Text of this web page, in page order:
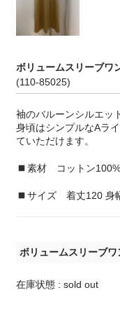
ボリュームスリーブワ
(110-85025)
袖のバルーンシルエッ
身頃はシンプルなAラ
ていただけます。
素材 コットン100%
サイズ 着丈120 身
ボリュームスリーブワ
在庫状態 : sold out